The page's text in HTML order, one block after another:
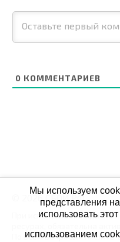
0 КОММЕНТАРИЕВ
© 2026 СБОЙ.РФ
При использовании
ресурах, обязательна
По всем вопросам пишите:
Мы используем
представления
использовать
использованием